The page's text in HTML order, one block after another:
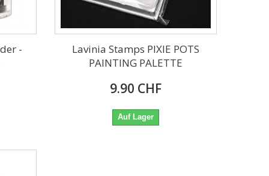
-
Lavinia Stamps PIXIE POTS
PAINTING PALETTE
9.90 CHF
Auf Lager